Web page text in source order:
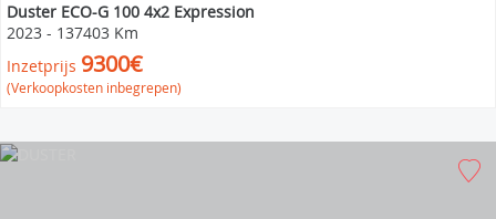
Duster ECO-G 100 4x2 Expression
2023 - 137403 Km
Inzetprijs 9300€
(Verkoopkosten inbegrepen)